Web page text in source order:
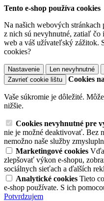
Tento e-shop používa cookies
Na našich webových
z nich sú nevyhnutné, zatiaľ
web a váš užívateľský zážitok.
cookies?
Nastavenie Len nevyhnutné
Zavrieť cookie lištu
Cookies
Vaše súkromie je dôležité.
nižšie.
Cookies nevyhnutné pre
nie je možné deaktivovať. Bez
nemožno naše služby
Marketingové cookies
zlepšovať výkon e-shopu,
sociálnych sieťach a ďalších
Analytické cookies Tieto
e-shop používate. S ich
Potvrdzujem